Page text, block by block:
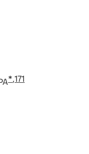
*,171